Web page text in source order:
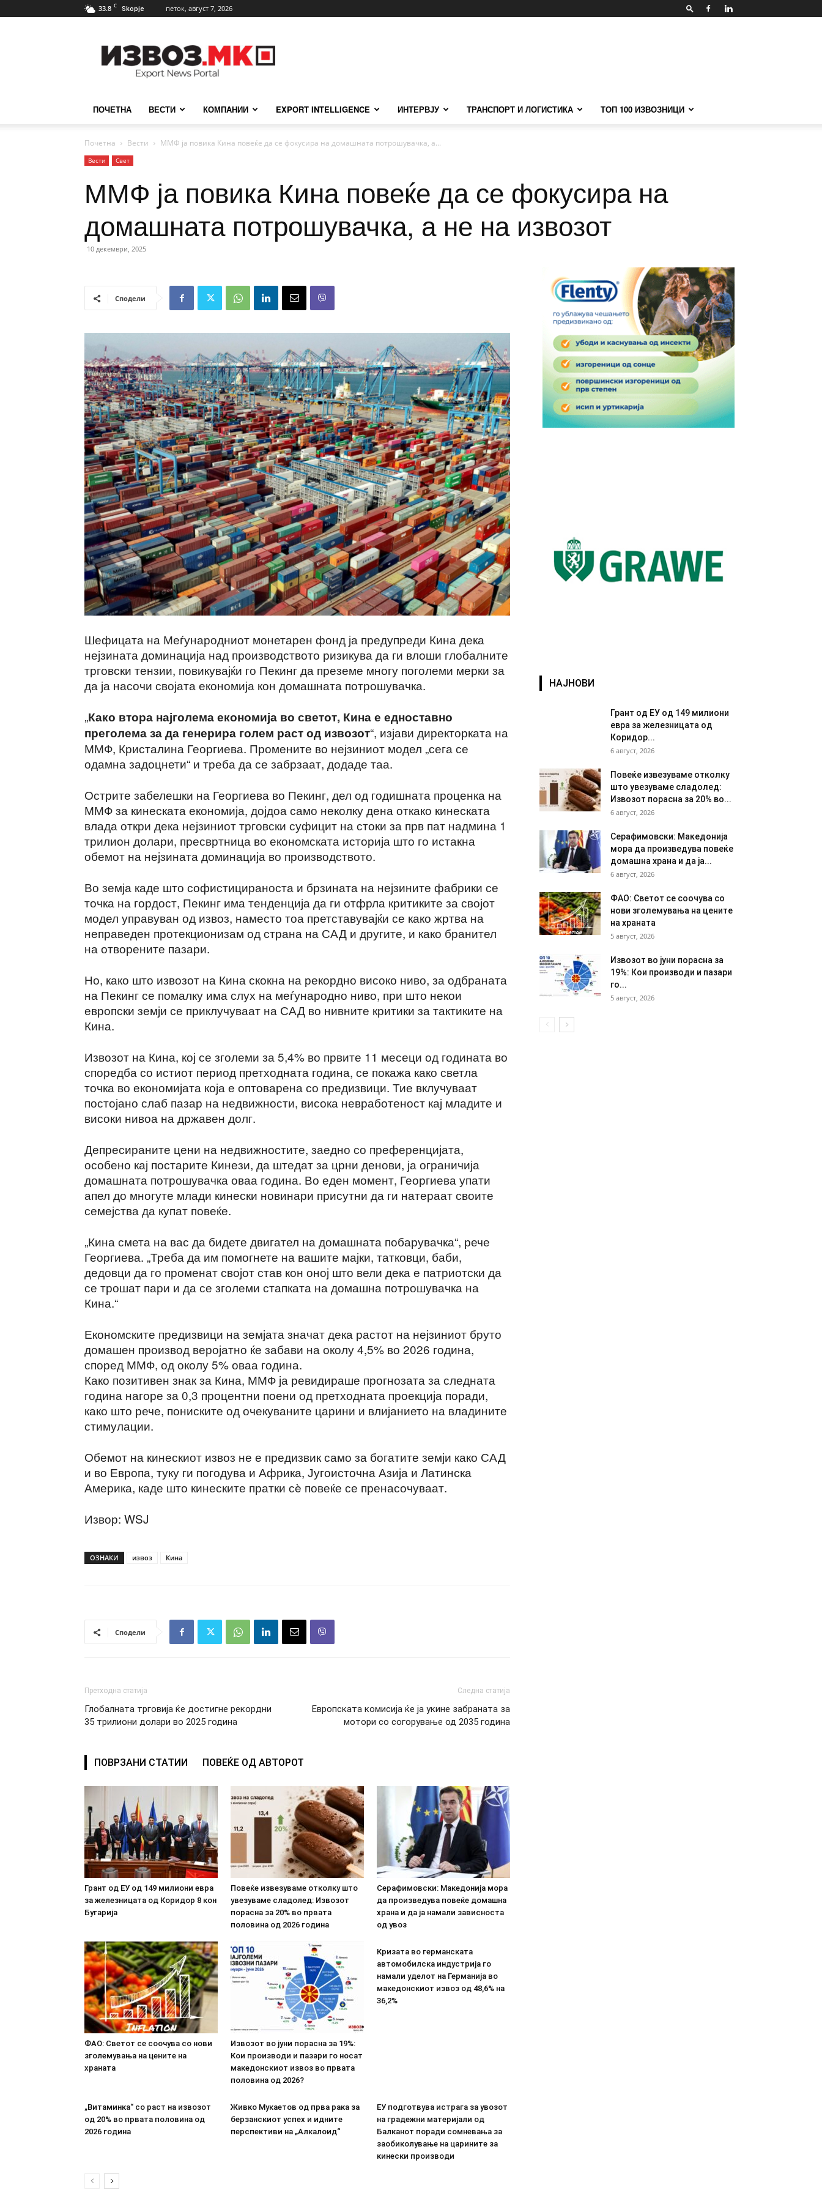
33.8 C Skopje петок, август 7, 2026
ПОЧЕТНА ВЕСТИ КОМПАНИИ EXPORT INTELLIGENCE ИНТЕРВЈУ ТРАНСПОРТ И ЛОГИСТИКА ТОП 100 ИЗВОЗНИЦИ
Почетна Вести ММФ ја повика Кина повеќе да се фокусира на домашната потрошувачка, а...
Вести Свет
ММФ ја повика Кина повеќе да се фокусира на
домашната потрошувачка, а не на извозот
10 декември, 2025
Сподели
Шефицата на Меѓународниот монетарен фонд ја предупреди Кина дека
нејзината доминација над производството ризикува да ги влоши глобалните
трговски тензии, повикувајќи го Пекинг да преземе многу поголеми мерки за
да ја насочи својата економија кон домашната потрошувачка.
„Како втора најголема економија во светот, Кина е едноставно
преголема за да генерира голем раст од извозот“, изјави директорката на
ММФ, Кристалина Георгиева. Промените во нејзиниот модел „сега се
одамна задоцнети“ и треба да се забрзаат, додаде таа.
Острите забелешки на Георгиева во Пекинг, дел од годишната проценка на
ММФ за кинеската економија, дојдоа само неколку дена откако кинеската
влада откри дека нејзиниот трговски суфицит на стоки за прв пат надмина 1
трилион долари, пресвртница во економската историја што го истакна
обемот на нејзината доминација во производството.
Во земја каде што софистицираноста и брзината на нејзините фабрики се
точка на гордост, Пекинг има тенденција да ги отфрла критиките за својот
модел управуван од извоз, наместо тоа претставувајќи се како жртва на
неправеден протекционизам од страна на САД и другите, и како бранител
на отворените пазари.
Но, како што извозот на Кина скокна на рекордно високо ниво, за одбраната
на Пекинг се помалку има слух на меѓународно ниво, при што некои
европски земји се приклучуваат на САД во нивните критики за тактиките на
Кина.
Извозот на Кина, кој се зголеми за 5,4% во првите 11 месеци од годината во
споредба со истиот период претходната година, се покажа како светла
точка во економијата која е оптоварена со предизвици. Тие вклучуваат
постојано слаб пазар на недвижности, висока невработеност кај младите и
високи нивоа на државен долг.
Депресираните цени на недвижностите, заедно со преференцијата,
особено кај постарите Кинези, да штедат за црни денови, ја ограничија
домашната потрошувачка оваа година. Во еден момент, Георгиева упати
апел до многуте млади кинески новинари присутни да ги натераат своите
семејства да купат повеќе.
„Кина смета на вас да бидете двигател на домашната побарувачка“, рече
Георгиева. „Треба да им помогнете на вашите мајки, татковци, баби,
дедовци да го променат својот став кон оној што вели дека е патриотски да
се трошат пари и да се зголеми стапката на домашна потрошувачка на
Кина.“
Економските предизвици на земјата значат дека растот на нејзиниот бруто
домашен производ веројатно ќе забави на околу 4,5% во 2026 година,
според ММФ, од околу 5% оваа година.
Како позитивен знак за Кина, ММФ ја ревидираше прогнозата за следната
година нагоре за 0,3 процентни поени од претходната проекција поради,
како што рече, пониските од очекуваните царини и влијанието на владините
стимулации.
Обемот на кинескиот извоз не е предизвик само за богатите земји како САД
и во Европа, туку ги погодува и Африка, Југоисточна Азија и Латинска
Америка, каде што кинеските пратки сè повеќе се пренасочуваат.
Извор: WSJ
ОЗНАКИ извоз Кина
Сподели
Претходна статија
Глобалната трговија ќе достигне рекордни
35 трилиони долари во 2025 година
Следна статија
Европската комисија ќе ја укине забраната за
мотори со согорување од 2035 годинa
ПОВРЗАНИ СТАТИИ ПОВЕЌЕ ОД АВТОРОТ
Грант од ЕУ од 149 милиони евра
за железницата од Коридор 8 кон
Бугарија
Повеќе извезуваме отколку што
увезуваме сладолед: Извозот
порасна за 20% во првата
половина од 2026 година
Серафимовски: Македонија мора
да произведува повеќе домашна
храна и да ја намали зависноста
од увоз
ФАО: Светот се соочува со нови
зголемувања на цените на
храната
Извозот во јуни порасна за 19%:
Кои производи и пазари го носат
македонскиот извоз во првата
половина од 2026?
Кризата во германската
автомобилска индустрија го
намали уделот на Германија во
македонскиот извоз од 48,6% на
36,2%
„Витаминка“ со раст на извозот
од 20% во првата половина од
2026 година
Живко Мукаетов од прва рака за
берзанскиот успех и идните
перспективи на „Алкалоид“
ЕУ подготвува истрага за увозот
на градежни материјали од
Балканот поради сомневања за
заобиколување на царините за
кинески производи
НАЈНОВИ
Грант од ЕУ од 149 милиони
евра за железницата од
Коридор...
6 август, 2026
Повеќе извезуваме отколку
што увезуваме сладолед:
Извозот порасна за 20% во...
6 август, 2026
Серафимовски: Македонија
мора да произведува повеќе
домашна храна и да ја...
6 август, 2026
ФАО: Светот се соочува со
нови зголемувања на цените
на храната
5 август, 2026
Извозот во јуни порасна за
19%: Кои производи и пазари
го...
5 август, 2026